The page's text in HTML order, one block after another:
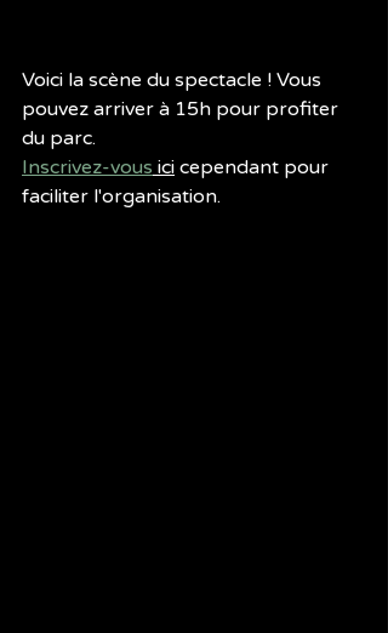
Voici la scène du spectacle ! Vous
pouvez arriver à 15h pour profiter
du parc.
Inscrivez-vous ici cependant pour
faciliter l'organisation.